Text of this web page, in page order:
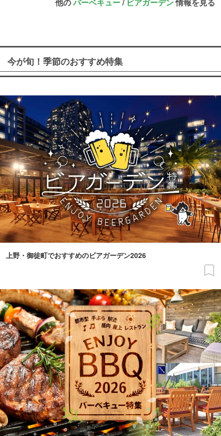
他のバーベキュー/ ビアガーデン情報を見る
今が旬！季節のおすすめ特集
上野・御徒町でおすすめのビアガーデン2026